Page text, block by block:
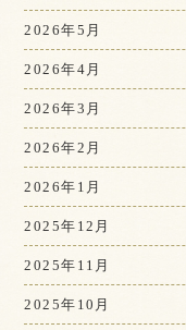
2026年5月
2026年4月
2026年3月
2026年2月
2026年1月
2025年12月
2025年11月
2025年10月